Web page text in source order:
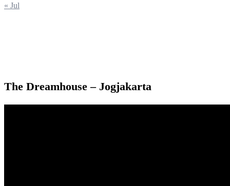
« Jul
The Dreamhouse – Jogjakarta